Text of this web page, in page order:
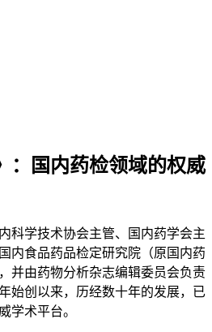
：国内药检领域的权威
科学技术协会主管、国内药学会主
内食品药品检定研究院（原国内药
并由药物分析杂志编辑委员会负责
始创以来，历经数十年的发展，已
学术平台。